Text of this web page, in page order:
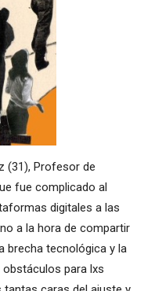
(31), Profesor de
fue complicado al
digitales a las
a la hora de compartir
brecha tecnológica y la
para lxs